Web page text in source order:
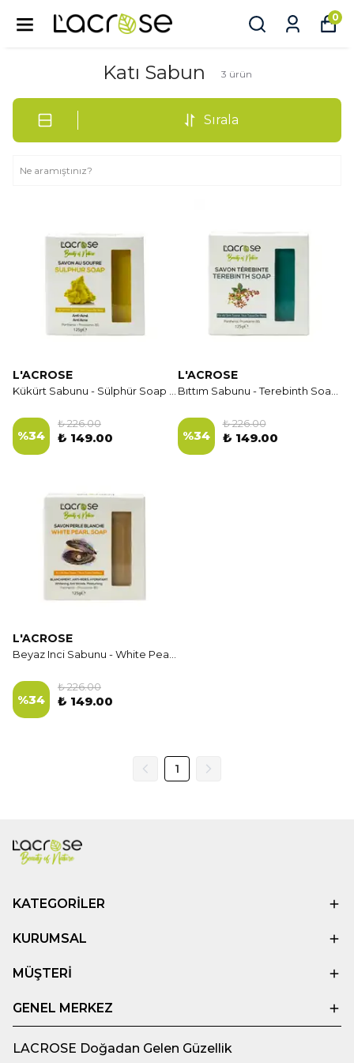
0
Katı Sabun 3 ürün
Sırala
L'ACROSE
%34
₺ 226.00
₺ 149.00
L'ACROSE
%34
₺ 226.00
₺ 149.00
L'ACROSE
%34
₺ 226.00
₺ 149.00
1
KATEGORİLER
KURUMSAL
MÜŞTERİ
GENEL MERKEZ
LACROSE Doğadan Gelen Güzellik